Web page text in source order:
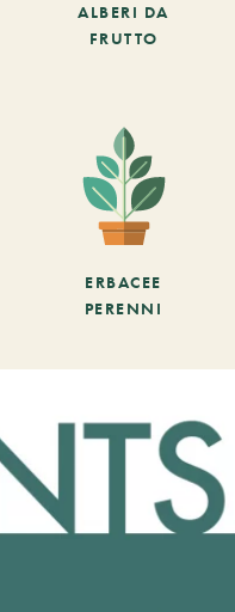
ALBERI DA
FRUTTO
ERBACEE
PERENNI